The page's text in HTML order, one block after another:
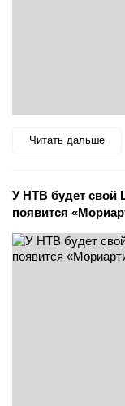
Читать дальше
У НТВ будет свой
появится